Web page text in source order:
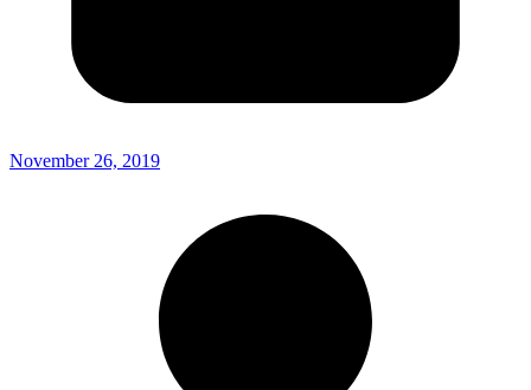
November 26, 2019